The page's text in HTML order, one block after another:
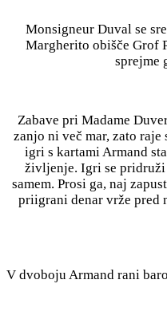
Monsigneur Duval se
Margherito obišče Grof
sprejme
Zabave pri Madame
zanjo ni več mar, zato
igri s kartami Armand
življenje. Igri se pridruži
samem. Prosi ga, naj
priigrani denar vrže pred
V dvoboju Armand rani